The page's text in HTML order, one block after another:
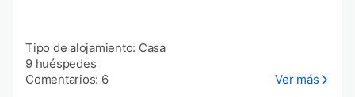
Tipo de alojamiento: Casa
9 huéspedes
Comentarios: 6
Ver más